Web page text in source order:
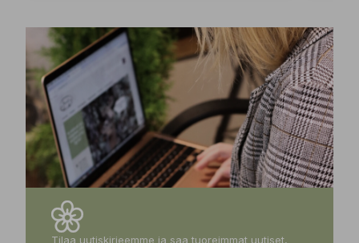
Tilaa uutiskirjeemme ja saa tuoreimmat uutiset,